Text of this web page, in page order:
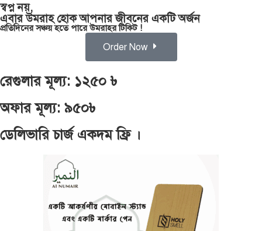
স্বপ্ন নয়,
এবার উমরাহ হোক আপনার জীবনের একটি অর্জন
প্রতিদিনের সঞ্চয় হতে পারে উমরাহর টিকিট !
Order Now
রেগুলার মূল্য: ১২৫০ ৳
অফার মূল্য: ৯৫০৳
ডেলিভারি চার্জ একদম ফ্রি ।